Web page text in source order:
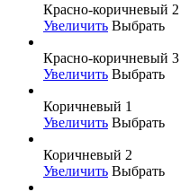
Красно-коричневый 2
Увеличить Выбрать
Красно-коричневый 3
Увеличить Выбрать
Коричневый 1
Увеличить Выбрать
Коричневый 2
Увеличить Выбрать